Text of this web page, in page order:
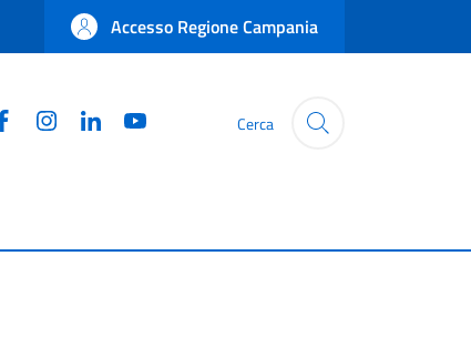
Accesso Regione Campania
FacebookInstagram
Linkedin Cerca